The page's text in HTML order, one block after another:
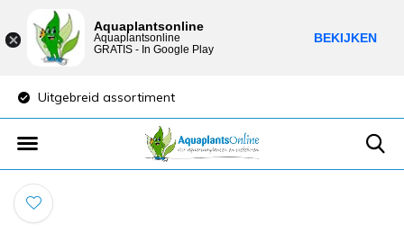
Uitgebreid assortiment
Aquaplantsonline
Aquaplantsonline
GRATIS - In Google Play
BEKIJKEN